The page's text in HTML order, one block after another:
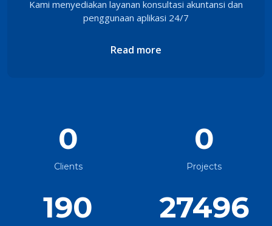
Kami menyediakan layanan konsultasi akuntansi dan
penggunaan aplikasi 24/7
Read more
0
Clients
0
Projects
190 27496